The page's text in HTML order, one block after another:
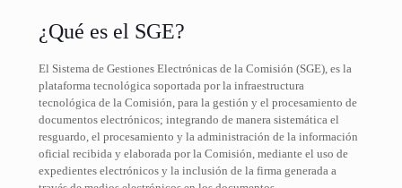
¿Qué es el SGE?
El Sistema de Gestiones Electrónicas de la Comisión (SGE), es la
plataforma tecnológica soportada por la infraestructura
tecnológica de la Comisión, para la gestión y el procesamiento de
documentos electrónicos; integrando de manera sistemática el
resguardo, el procesamiento y la administración de la información
oficial recibida y elaborada por la Comisión, mediante el uso de
expedientes electrónicos y la inclusión de la firma generada a